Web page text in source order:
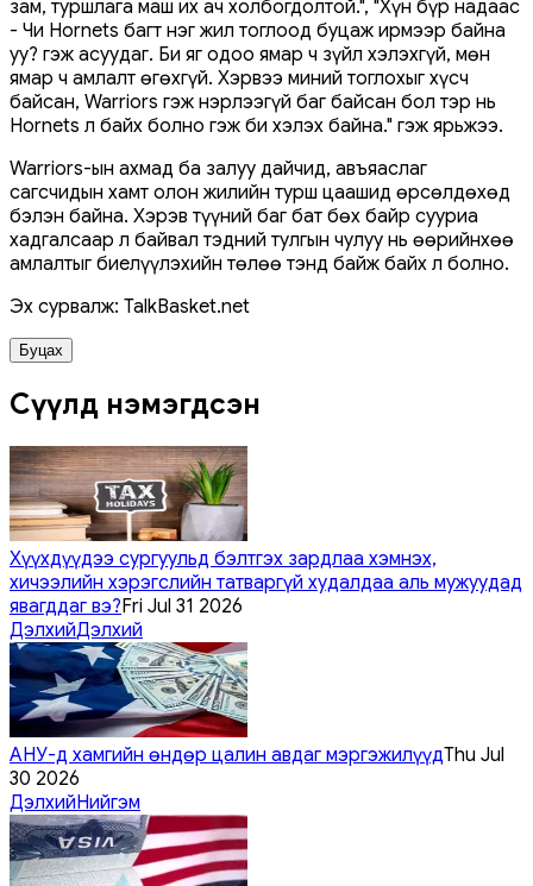
зам, туршлага маш их ач холбогдолтой.", "Хүн бүр надаас
- Чи Hornets багт нэг жил тоглоод буцаж ирмээр байна
уу? гэж асуудаг. Би яг одоо ямар ч зүйл хэлэхгүй, мөн
ямар ч амлалт өгөхгүй. Хэрвээ миний тоглохыг хүсч
байсан, Warriors гэж нэрлээгүй баг байсан бол тэр нь
Hornets л байх болно гэж би хэлэх байна." гэж ярьжээ.
Warriors-ын ахмад ба залуу дайчид, авъяаслаг
сагсчидын хамт олон жилийн турш цаашид өрсөлдөхөд
бэлэн байна. Хэрэв түүний баг бат бөх байр сууриа
хадгалсаар л байвал тэдний тулгын чулуу нь өөрийнхөө
амлалтыг биелүүлэхийн төлөө тэнд байж байх л болно.
Эх сурвалж: TalkBasket.net
Буцах
Сүүлд нэмэгдсэн
Хүүхдүүдээ сургуульд бэлтгэх зардлаа хэмнэх,
хичээлийн хэрэгслийн татваргүй худалдаа аль мужуудад
явагддаг вэ?Fri Jul 31 2026
ДэлхийДэлхий
АНУ-д хамгийн өндөр цалин авдаг мэргэжилүүдThu Jul
30 2026
ДэлхийНийгэм